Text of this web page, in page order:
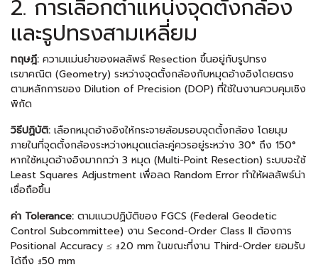
2. การเลือกตำแหน่งจุดตั้งกล้อง
และรูปทรงสามเหลี่ยม
ทฤษฎี: ความแม่นยำของผลลัพธ์ Resection ขึ้นอยู่กับรูปทรง
เรขาคณิต (Geometry) ระหว่างจุดตั้งกล้องกับหมุดอ้างอิงโดยตรง
ตามหลักการของ Dilution of Precision (DOP) ที่ใช้ในงานควบคุมเชิง
พิกัด
วิธีปฏิบัติ: เลือกหมุดอ้างอิงให้กระจายล้อมรอบจุดตั้งกล้อง โดยมุม
ภายในที่จุดตั้งกล้องระหว่างหมุดแต่ละคู่ควรอยู่ระหว่าง 30° ถึง 150°
หากใช้หมุดอ้างอิงมากกว่า 3 หมุด (Multi-Point Resection) ระบบจะใช้
Least Squares Adjustment เพื่อลด Random Error ทำให้ผลลัพธ์น่า
เชื่อถือขึ้น
ค่า Tolerance: ตามแนวปฏิบัติของ FGCS (Federal Geodetic
Control Subcommittee) งาน Second-Order Class II ต้องการ
Positional Accuracy ≤ ±20 mm ในขณะที่งาน Third-Order ยอมรับ
ได้ถึง ±50 mm